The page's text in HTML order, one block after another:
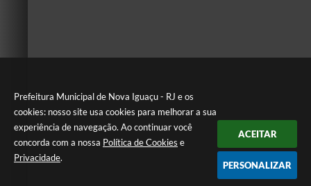
Prefeitura Municipal de Nova Iguaçu - RJ e os
cookies: nosso site usa cookies para melhorar a sua
experiência de navegação. Ao continuar você
concorda com a nossa Política de Cookies e
Privacidade.
ACEITAR
PERSONALIZAR